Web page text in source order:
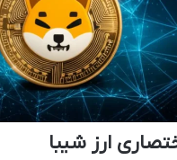
ارز شیبا